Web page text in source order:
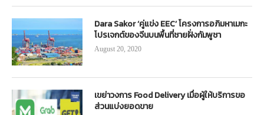
Dara Sakor ‘คู่แข่ง EEC’ โครงการอภิมหาเมกะ
โปรเจกต์ของจีนบนพื้นที่ชายฝั่งกัมพูชา
August 20, 2020
เขย่าวงการ Food Delivery เมื่อผู้ให้บริการขอ
ส่วนแบ่งยอดขาย